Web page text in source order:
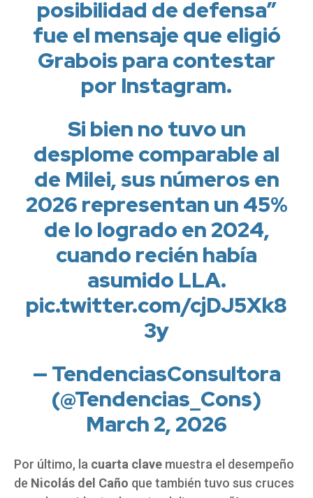
posibilidad de defensa”
fue el mensaje que eligió
Grabois para contestar
por Instagram.
Si bien no tuvo un
desplome comparable al
de Milei, sus números en
2026 representan un 45%
de lo logrado en 2024,
cuando recién había
asumido LLA.
pic.twitter.com/cjDJ5Xk8
3y
— TendenciasConsultora
(@Tendencias_Cons)
March 2, 2026
Por último, la cuarta clave muestra el desempeño
de Nicolás del Caño que también tuvo sus cruces